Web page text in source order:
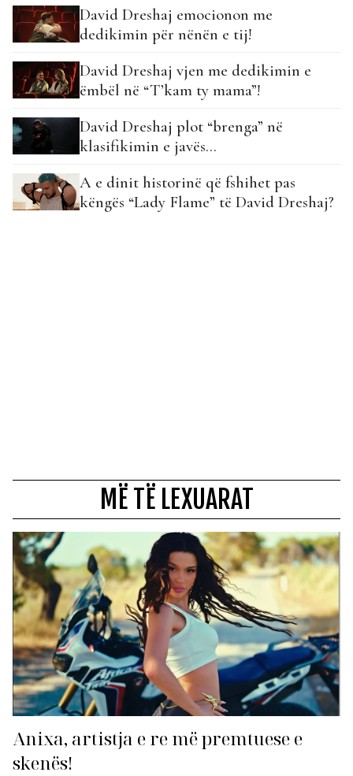
David Dreshaj emocionon me
dedikimin për nënën e tij!
David Dreshaj vjen me dedikimin e
ëmbël në “T’kam ty mama”!
David Dreshaj plot “brenga” në
klasifikimin e javës…
A e dinit historinë që fshihet pas
këngës “Lady Flame” të David Dreshaj?
MË TË LEXUARAT
Anixa, artistja e re më premtuese e
skenës!